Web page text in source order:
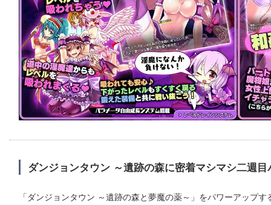
ダンジョンタウン ～遺跡の森に密着マシマシ二週目
「ダンジョンタウン ～遺跡の森と夢魔の薬～」をパワーアップ